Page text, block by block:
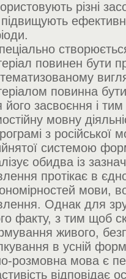
різні
повинен бути
повинна
його засвоєння і
мовну
з
системою
обидва із
протікає в
мови,
Однак для
факту, з тим щоб
живого,
в усній
розмовна мова є